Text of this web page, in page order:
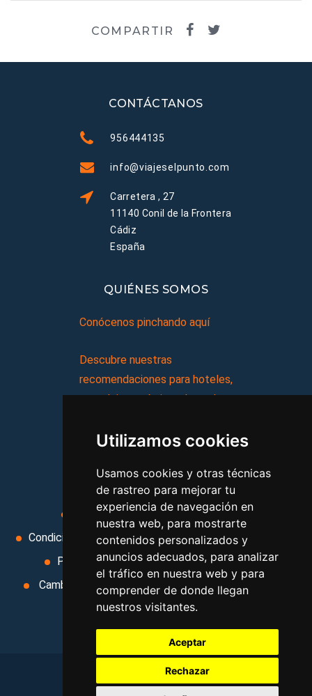
Utilizamos cookies
Usamos cookies y otras técnicas
de rastreo para mejorar tu
experiencia de navegación en
nuestra web, para mostrarte
contenidos personalizados y
anuncios adecuados, para analizar
el tráfico en nuestra web y para
comprender de donde llegan
nuestros visitantes.
Aceptar
Rechazar
COMPARTIR
CONTÁCTANOS
956444135
info@viajeselpunto.com
Carretera , 27
11140 Conil de la Frontera
Cádiz
España
QUIÉNES SOMOS
Conócenos pinchando aquí
Descubre nuestras
recomendaciones para hoteles,
complejos turísticos, hostales,
viajes, y mucho más!
MI AGENCIA
Aviso legal
Condiciones de uso
Condiciones Generales
Ley de Viajes Combinados
Política de privacidad
Uso de cookies
Cambiar preferencias de cookies
Area privada
Contacto